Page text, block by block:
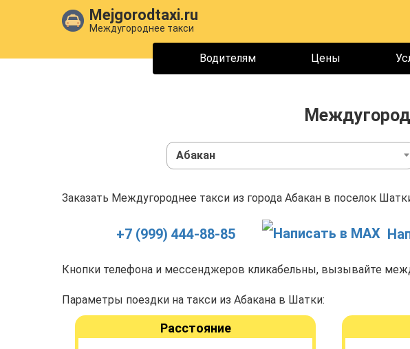
Mejgorodtaxi.ru
Междугороднее такси
Водителям Цены
Абакан
Заказать Междугороднее такси из города Абакан в поселок
+7 (999) 444-88-85
Кнопки телефона и мессенджеров кликабельны, вызывайте
Параметры поездки на такси из Абакана в Шатки:
Расстояние